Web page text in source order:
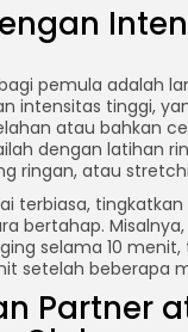
pemula adalah
intensitas tinggi,
atau bahkan
dengan latihan
ringan, atau
terbiasa, tingkatkan
bertahap. Misalnya,
selama 10 menit,
setelah beberapa
Partner